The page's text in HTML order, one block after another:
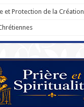
et Protection de la Création